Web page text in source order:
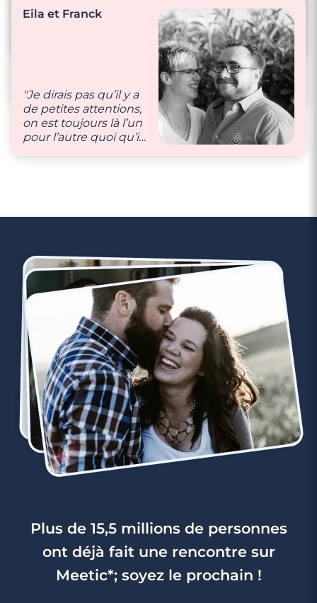
"Nous nous appelons
l’un de l’autre."
Eila et Franck
"Je dirais pas qu’il y a
de petites attentions,
on est toujours là l’un
pour l’autre quoi qu’il
Plus de 15,5 millions de personnes
ont déjà fait une rencontre sur
Meetic*; soyez le prochain !